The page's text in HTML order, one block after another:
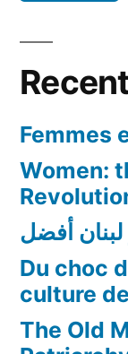
Femmes
Women:
لبنان أفضل
Du choc
culture
The Old